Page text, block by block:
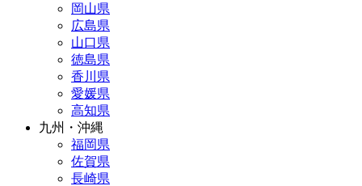
岡山県
広島県
山口県
徳島県
香川県
愛媛県
高知県
九州・沖縄
福岡県
佐賀県
長崎県